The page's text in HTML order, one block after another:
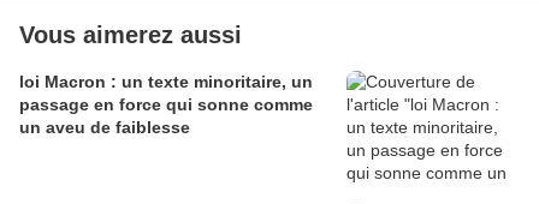
Vous aimerez aussi
loi Macron : un texte minoritaire, un
passage en force qui sonne comme
un aveu de faiblesse